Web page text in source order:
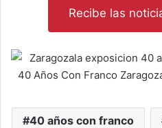
Recibe las
40 años con franco